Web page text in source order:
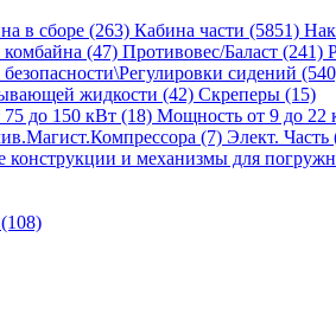
в сборе (263) Кабина части (5851)
комбайна (47) Противовес/Баласт (241)
сидений
жидкости (42) Скреперы (15)
до 150 кВт (18) Мощность от 9 до 22
(7) Элект. Часть
конструкции и механизмы для